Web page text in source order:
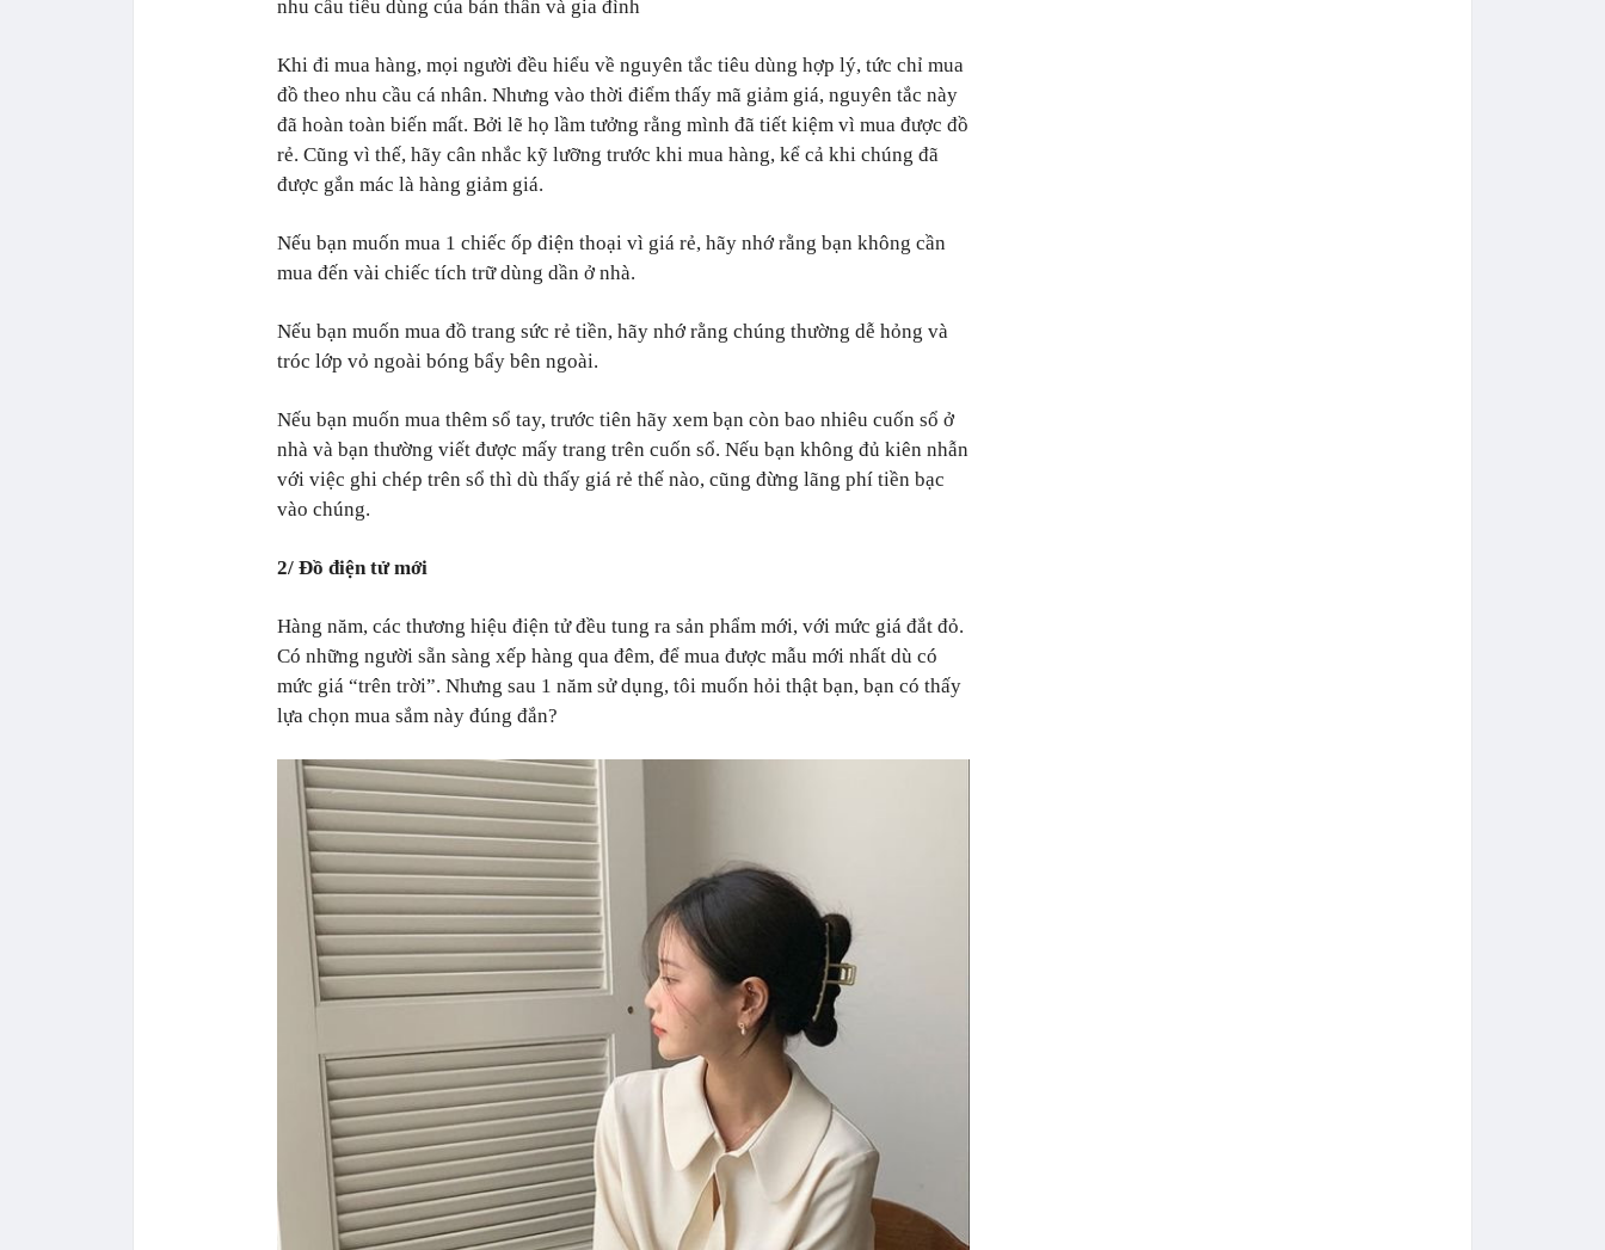
nhu cầu tiêu dùng của bản thân và gia đình
Khi đi mua hàng, mọi người đều hiểu về nguyên tắc tiêu dùng hợp lý, tức chỉ mua
đồ theo nhu cầu cá nhân. Nhưng vào thời điểm thấy mã giảm giá, nguyên tắc này
đã hoàn toàn biến mất. Bởi lẽ họ lầm tưởng rằng mình đã tiết kiệm vì mua được đồ
rẻ. Cũng vì thế, hãy cân nhắc kỹ lưỡng trước khi mua hàng, kể cả khi chúng đã
được gắn mác là hàng giảm giá.
Nếu bạn muốn mua 1 chiếc ốp điện thoại vì giá rẻ, hãy nhớ rằng bạn không cần
mua đến vài chiếc tích trữ dùng dần ở nhà.
Nếu bạn muốn mua đồ trang sức rẻ tiền, hãy nhớ rằng chúng thường dễ hỏng và
tróc lớp vỏ ngoài bóng bẩy bên ngoài.
Nếu bạn muốn mua thêm sổ tay, trước tiên hãy xem bạn còn bao nhiêu cuốn sổ ở
nhà và bạn thường viết được mấy trang trên cuốn sổ. Nếu bạn không đủ kiên nhẫn
với việc ghi chép trên sổ thì dù thấy giá rẻ thế nào, cũng đừng lãng phí tiền bạc
vào chúng.
2/ Đồ điện tử mới
Hàng năm, các thương hiệu điện tử đều tung ra sản phẩm mới, với mức giá đắt đỏ.
Có những người sẵn sàng xếp hàng qua đêm, để mua được mẫu mới nhất dù có
mức giá “trên trời”. Nhưng sau 1 năm sử dụng, tôi muốn hỏi thật bạn, bạn có thấy
lựa chọn mua sắm này đúng đắn?